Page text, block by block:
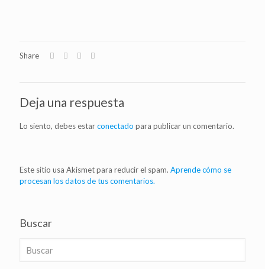
Share
Deja una respuesta
Lo siento, debes estarconectado para publicar un comentario.
Este sitio usa Akismet para reducir el spam. Aprende cómo se
procesan los datos de tus comentarios.
Buscar